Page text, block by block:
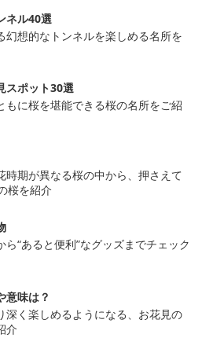
ネル40選
幻想的なトンネルを楽しめる名所を
スポット30選
もに桜を堪能できる桜の名所をご紹
時期が異なる桜の中から、押さえて
桜を紹介
ら“あると便利”なグッズまでチェック
意味は？
深く楽しめるようになる、お花見の
介